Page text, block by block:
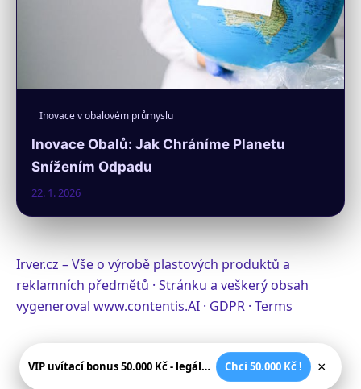
Inovace v obalovém průmyslu
Inovace Obalů: Jak Chráníme Planetu
Snížením Odpadu
22. 1. 2026
Irver.cz – Vše o výrobě plastových produktů a
reklamních předmětů · Stránku a veškerý obsah
vygeneroval www.contentis.AI · GDPR · Terms
VIP uvítací bonus 50.000 Kč - legální české kasíno Chci 50.000 Kč ! ×